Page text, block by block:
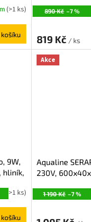
(>1 ks)
košíku
890 Kč –7 %
819 Kč / ks
9W,
hliník,
(>1 ks)
košíku
Akce
1 190 Kč –7 %
Aqualine
230V,